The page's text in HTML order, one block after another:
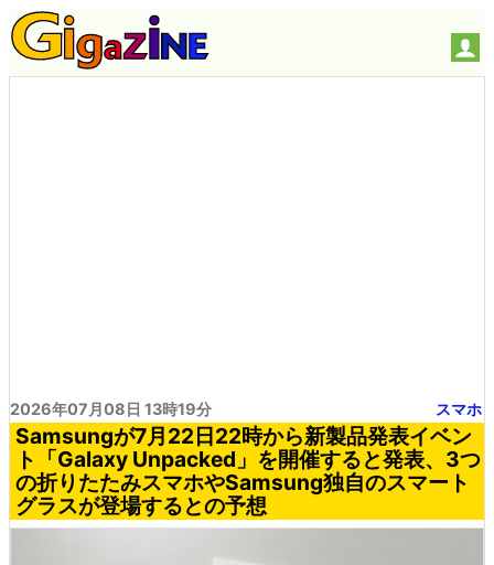
2026年07月08日 13時19分 スマホ
Samsungが7月22日22時から新製品発表イベン
ト「Galaxy Unpacked」を開催すると発表、3つ
の折りたたみスマホやSamsung独自のスマート
グラスが登場するとの予想